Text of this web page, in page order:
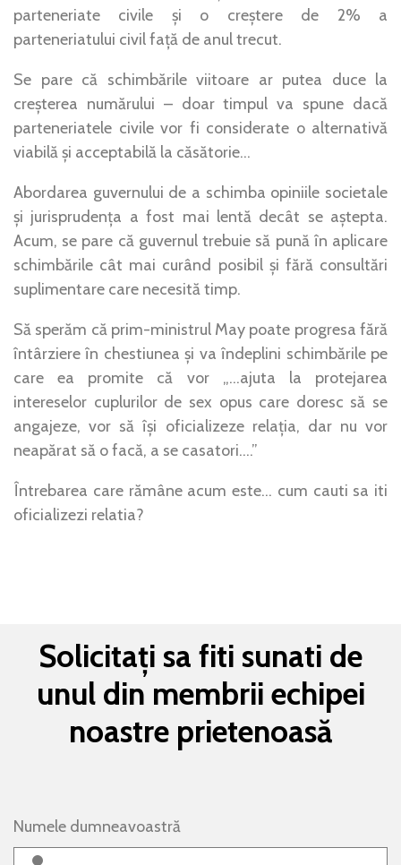
parteneriate civile și o creștere de 2% a
parteneriatului civil față de anul trecut.
Se pare că schimbările viitoare ar putea duce la
creșterea numărului – doar timpul va spune dacă
parteneriatele civile vor fi considerate o alternativă
viabilă și acceptabilă la căsătorie…
Abordarea guvernului de a schimba opiniile societale
și jurisprudența a fost mai lentă decât se aștepta.
Acum, se pare că guvernul trebuie să pună în aplicare
schimbările cât mai curând posibil și fără consultări
suplimentare care necesită timp.
Să sperăm că prim-ministrul May poate progresa fără
întârziere în chestiunea și va îndeplini schimbările pe
care ea promite că vor „…ajuta la protejarea
intereselor cuplurilor de sex opus care doresc să se
angajeze, vor să își oficializeze relația, dar nu vor
neapărat să o facă, a se casatori….”
Întrebarea care rămâne acum este… cum cauti sa iti
oficializezi relatia?
Solicitați sa fiti sunati de
unul din membrii echipei
noastre prietenoasă
Numele dumneavoastră